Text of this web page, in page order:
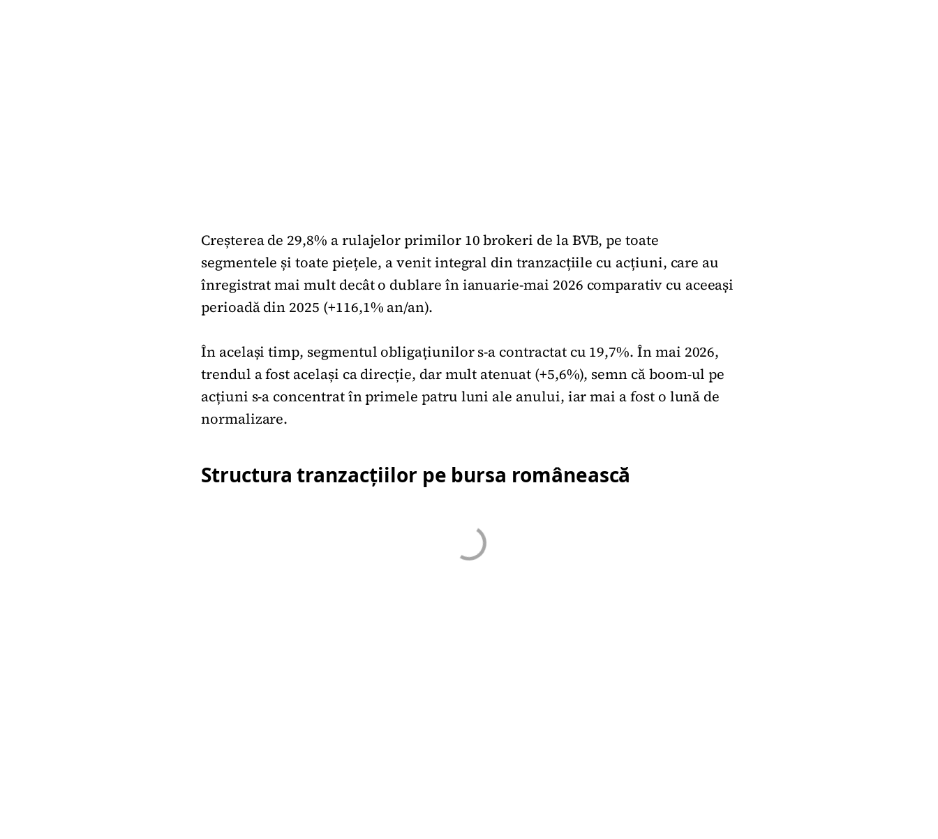
Creșterea de 29,8% a rulajelor primilor 10 brokeri de la BVB, pe toate
segmentele și toate piețele, a venit integral din tranzacțiile cu acțiuni, care au
înregistrat mai mult decât o dublare în ianuarie-mai 2026 comparativ cu aceeași
perioadă din 2025 (+116,1% an/an).
În același timp, segmentul obligațiunilor s-a contractat cu 19,7%. În mai 2026,
trendul a fost același ca direcție, dar mult atenuat (+5,6%), semn că boom-ul pe
acțiuni s-a concentrat în primele patru luni ale anului, iar mai a fost o lună de
normalizare.
Structura tranzacțiilor pe bursa românească